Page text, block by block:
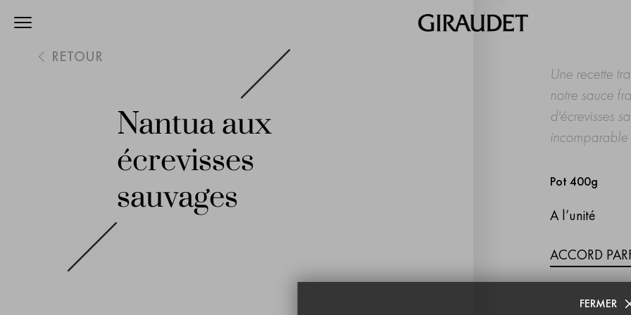
FERMER
RETOUR
Nantua aux
écrevisses
sauvages
Une recette
notre sauce
d'écrevisses
incomparable
Pot 400g
A l’unité
ACCORD